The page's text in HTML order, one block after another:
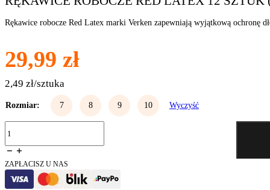
Rękawice robocze Red Latex marki Verken zapewniają wyjątkową ochronę
29,99 zł
2,49 zł/sztuka
Rozmiar: 7 8 9 10 Wyczyść
Rękawice
robocze
Latex
12
ZAPŁACISZ U NAS